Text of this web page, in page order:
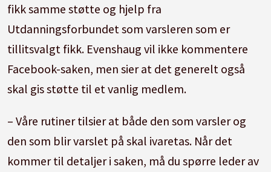
fikk samme støtte og hjelp fra
Utdanningsforbundet som varsleren som er
tillitsvalgt fikk. Evenshaug vil ikke kommentere
Facebook-saken, men sier at det generelt også
skal gis støtte til et vanlig medlem.
– Våre rutiner tilsier at både den som varsler og
den som blir varslet på skal ivaretas. Når det
kommer til detaljer i saken, må du spørre leder av